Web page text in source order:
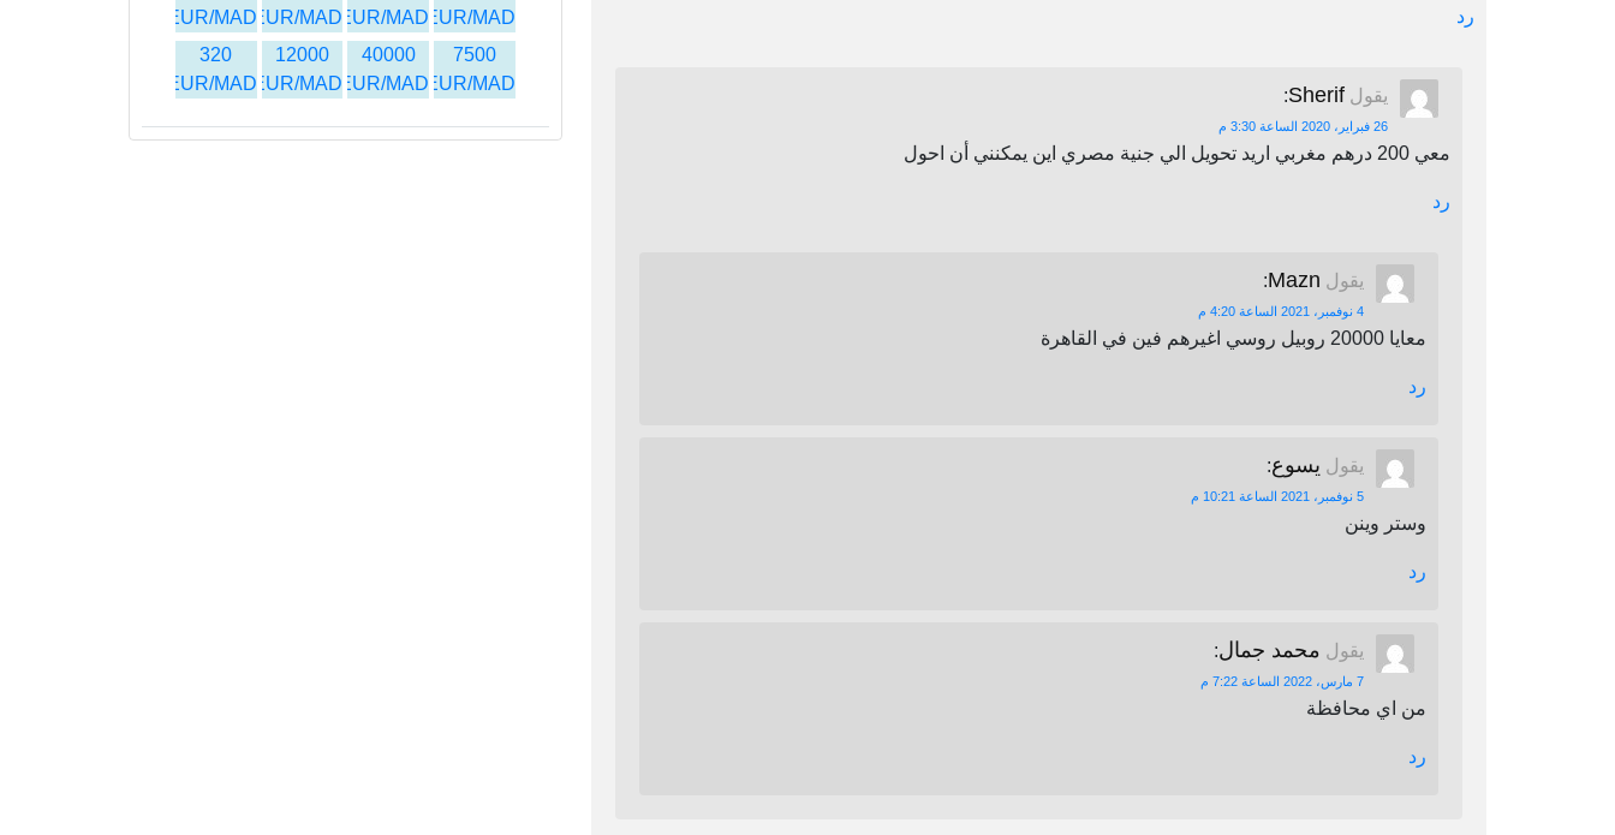
رد
يقول Sherif
:
26 فبراير، 2020 الساعة 3:30 م
معي 200 درهم مغربي اريد تحويل الي جنية مصري اين يمكنني أن احول
رد
يقول Mazn
:
4 نوفمبر، 2021 الساعة 4:20 م
معايا 20000 روبيل روسي اغيرهم فين في القاهرة
رد
يقول يسوع:
5 نوفمبر، 2021 الساعة 10:21 م
وستر وينن
رد
يقول محمد جمال:
7 مارس، 2022 الساعة 7:22 م
من اي محافظة
رد
EUR/MAD
EUR/MAD
EUR/MAD
EUR/MAD
7500
EUR/MAD
40000
EUR/MAD
12000
EUR/MAD
320
EUR/MAD